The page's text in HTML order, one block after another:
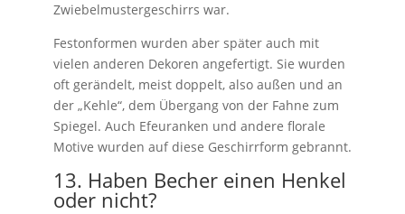
Zwiebelmustergeschirrs war.
Festonformen wurden aber später auch mit
vielen anderen Dekoren angefertigt. Sie wurden
oft gerändelt, meist doppelt, also außen und an
der „Kehle“, dem Übergang von der Fahne zum
Spiegel. Auch Efeuranken und andere florale
Motive wurden auf diese Geschirrform gebrannt.
13. Haben Becher einen Henkel
oder nicht?